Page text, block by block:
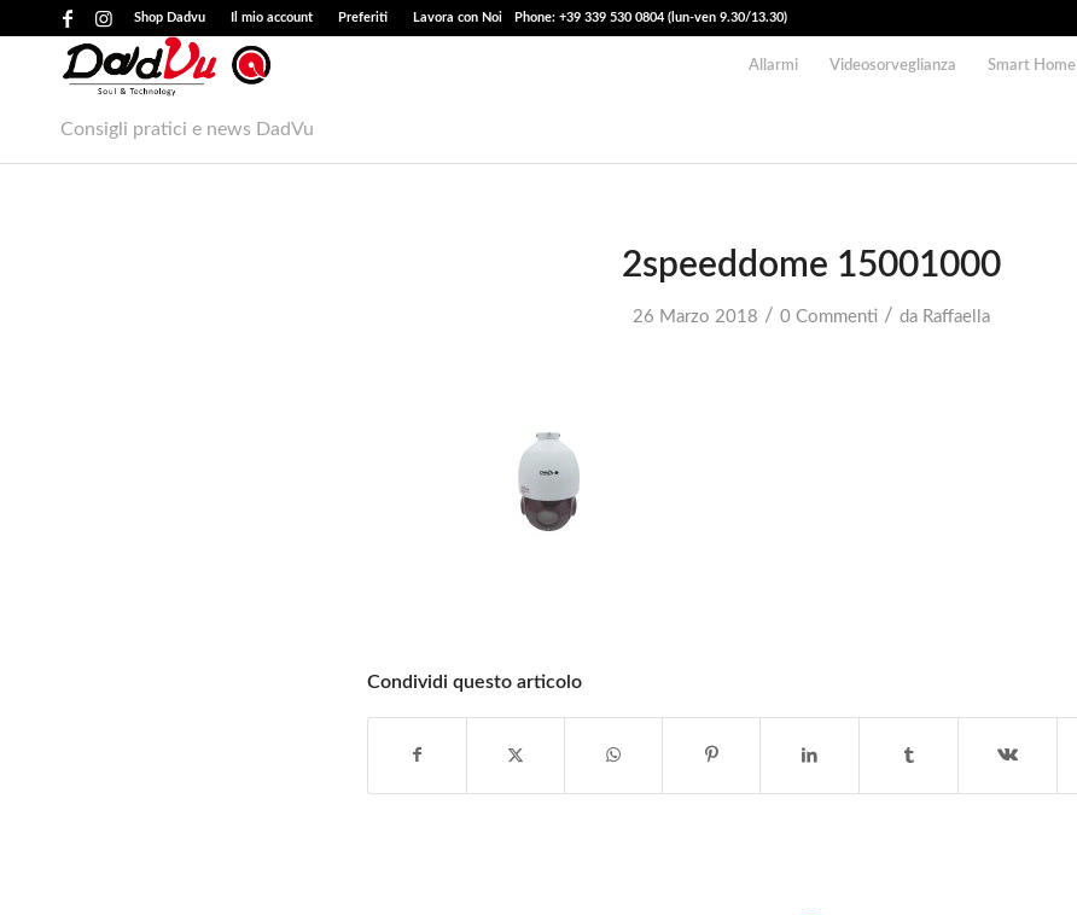
Shop Dadvu Il mio account Preferiti Lavora con Noi Phone: +39 339 530 0804 (lun-ven 9.30/13.30)
Allarmi Videosorveglianza Smart Home
Consigli pratici e news DadVu
2speeddome 15001000
26 Marzo 2018 / 0 Commenti / da Raffaella
Condividi questo articolo